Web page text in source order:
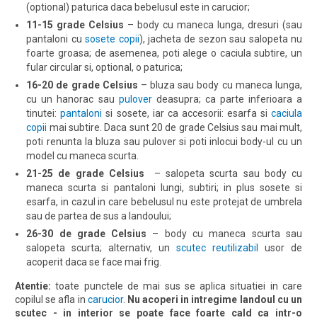
(optional) paturica daca bebelusul este in carucior;
11-15 grade Celsius – body cu maneca lunga, dresuri (sau
pantaloni cusosete copii), jacheta de sezon sau salopeta nu
foarte groasa; de asemenea, poti alege o caciula subtire, un
fular circular si, optional, o paturica;
16-20 de grade Celsius – bluza sau body cu maneca lunga,
cu un hanorac sau puloverdeasupra; ca parte inferioara a
tinutei:pantaloni si sosete, iar ca accesorii: esarfa si caciula
copii mai subtire. Daca sunt 20 de grade Celsius sau mai mult,
poti renunta la bluza sau pulover si poti inlocui body-ul cu un
model cu maneca scurta.
21-25 de grade Celsius
– salopeta scurta sau body cu
maneca scurta si pantaloni lungi, subtiri; in plus sosete si
esarfa, in cazul in care bebelusul nu este protejat de umbrela
sau de partea de sus a landoului;
26-30 de grade Celsius – body cu maneca scurta sau
salopeta scurta; alternativ, unscutec reutilizabil
usor de
acoperit daca se face mai frig.
Atentie: toate punctele de mai sus se aplica situatiei in care
copilul se afla in carucior. Nu acoperi in intregime landoul cu un
scutec - in interior se poate face foarte cald ca intr-o